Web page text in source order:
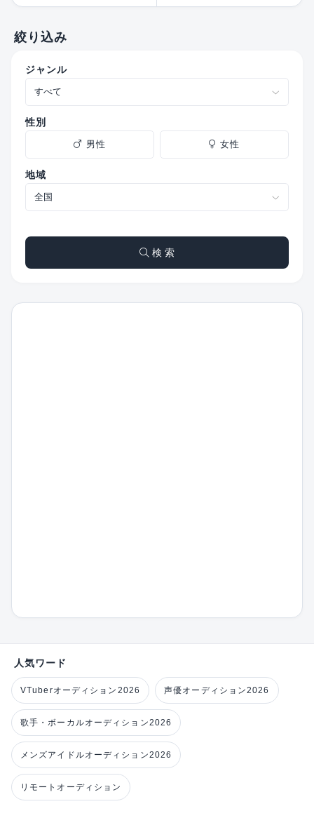
絞り込み
ジャンル
性別
男性 女性
地域
検 索
人気ワード
VTuberオーディション2026 声優オーディション2026
歌手・ボーカルオーディション2026
メンズアイドルオーディション2026
リモートオーディション